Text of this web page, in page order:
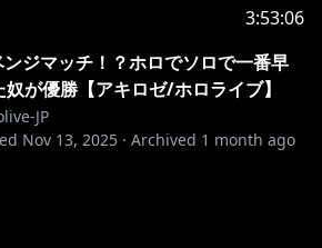
3:53:06
ンジマッチ！？ホロでソロで一番早
が優勝【アキロゼ/ホロライブ】
JP
Nov 13, 2025 · Archived 1 month ago